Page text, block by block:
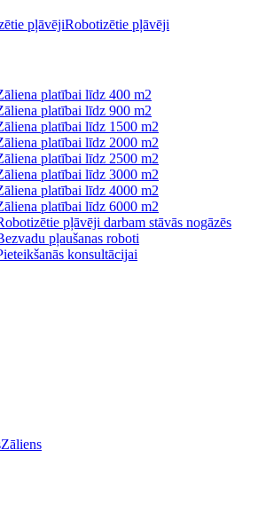
pļāvējiRobotizētie pļāvēji
platībai līdz 400 m2
platībai līdz 900 m2
platībai līdz 1500 m2
platībai līdz 2000 m2
platībai līdz 2500 m2
platībai līdz 3000 m2
platībai līdz 4000 m2
platībai līdz 6000 m2
pļāvēji darbam stāvās nogāzēs
pļaušanas roboti
konsultācijai
Zāliens